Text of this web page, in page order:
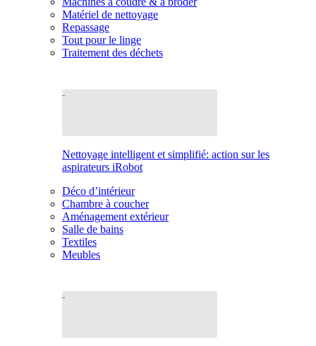
Matériel de nettoyage
Repassage
Tout pour le linge
Traitement des déchets
Nettoyage intelligent et simplifié: action sur les
aspirateurs iRobot
Déco d’intérieur
Chambre à coucher
Aménagement extérieur
Salle de bains
Textiles
Meubles